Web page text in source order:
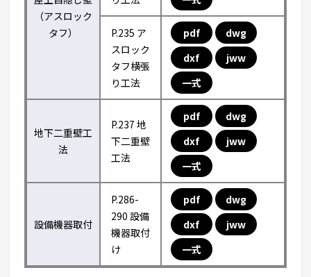
（アスロック
タフ）
P.235 ア
スロック
タフ横張
り工法
pdf
dwg
dxf
jww
一式
地下二重壁工
法
P.237 地
下二重壁
工法
pdf
dwg
dxf
jww
一式
設備機器取付
P.286-
290 設備
機器取付
け
pdf
dwg
dxf
jww
一式